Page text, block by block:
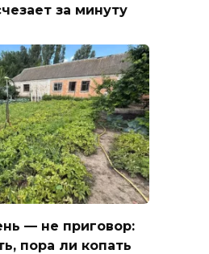
за минуту
— не приговор:
пора ли копать